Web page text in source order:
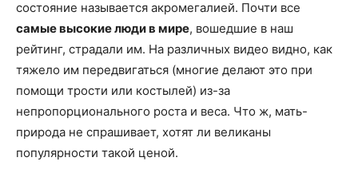
состояние называется акромегалией. Почти все
самые высокие люди в мире, вошедшие в наш
рейтинг, страдали им. На различных видео видно, как
тяжело им передвигаться (многие делают это при
помощи трости или костылей) из-за
непропорционального роста и веса. Что ж, мать-
природа не спрашивает, хотят ли великаны
популярности такой ценой.